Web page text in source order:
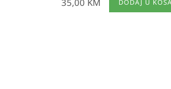
35,00 KM DODAJ U